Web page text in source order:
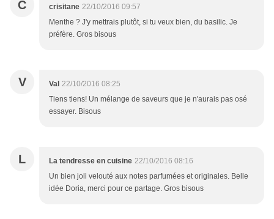
C crisitane 22/10/2016 09:57
Menthe ? J'y mettrais plutôt, si tu veux bien, du basilic. Je
préfère. Gros bisous
V Val 22/10/2016 08:25
Tiens tiens! Un mélange de saveurs que je n'aurais pas osé
essayer. Bisous
L La tendresse en cuisine 22/10/2016 08:16
Un bien joli velouté aux notes parfumées et originales. Belle
idée Doria, merci pour ce partage. Gros bisous